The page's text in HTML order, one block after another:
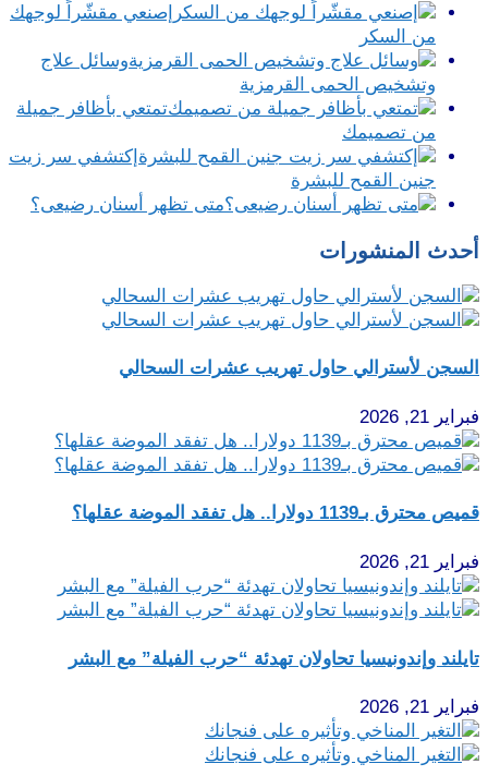
إصنعي مقشّراً لوجهك
من السكر
وسائل علاج
وتشخيص الحمى القرمزية
تمتعي بأظافر جميلة
من تصميمك
إكتشفي سر زيت
جنين القمح للبشرة
متى تظهر أسنان رضيعى؟
أحدث المنشورات
السجن لأسترالي حاول تهريب عشرات السحالي
فبراير 21, 2026
قميص محترق بـ1139 دولارا.. هل تفقد الموضة عقلها؟
فبراير 21, 2026
تايلند وإندونيسيا تحاولان تهدئة “حرب الفيلة” مع البشر
فبراير 21, 2026